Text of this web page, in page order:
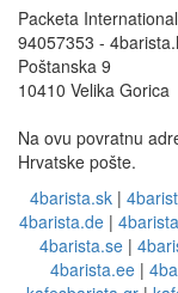
Packeta
94057353 -
Poštanska 9
10410 Velika Gorica
Na ovu povratnu
Hrvatske pošte.
4barista.sk|
4barista.de |
4barista.se |
4barista.ee|